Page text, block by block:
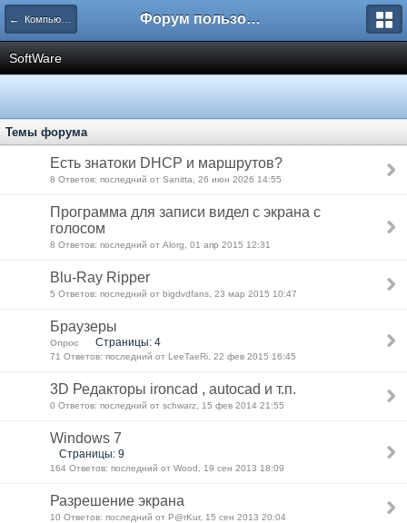
← Компьютеры Форум пользователей ООО "Климовская сеть"
SoftWare
Темы форума
Есть знатоки DHCP и маршрутов?
8 Ответов: последний от Sanitta, 26 июн 2026 14:55
Программа для записи видел с экрана с
голосом
8 Ответов: последний от Alorg, 01 апр 2015 12:31
Blu-Ray Ripper
5 Ответов: последний от bigdvdfans, 23 мар 2015 10:47
Браузеры
Опрос Страницы: 4
71 Ответов: последний от LeeTaeRi, 22 фев 2015 16:45
3D Редакторы ironcad , autocad и т.п.
0 Ответов: последний от schwarz, 15 фев 2014 21:55
Windows 7
Страницы: 9
164 Ответов: последний от Wood, 19 сен 2013 18:09
Разрешение экрана
10 Ответов: последний от P@rKur, 15 сен 2013 20:04